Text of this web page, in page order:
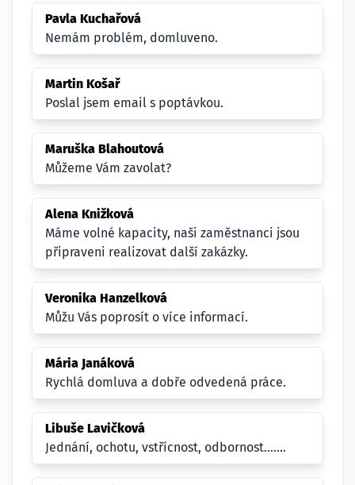
Pavla Kuchařová
Nemám problém, domluveno.
Martin Košař
Poslal jsem email s poptávkou.
Maruška Blahoutová
Můžeme Vám zavolat?
Alena Knižková
Máme volné kapacity, naši zaměstnanci jsou
připraveni realizovat další zakázky.
Veronika Hanzelková
Můžu Vás poprosít o více informací.
Mária Janáková
Rychlá domluva a dobře odvedená práce.
Libuše Lavičková
Jednání, ochotu, vstřícnost, odbornost.......